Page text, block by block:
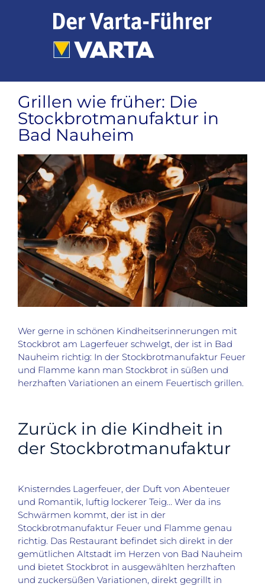
Grillen wie früher: Die
Stockbrotmanufaktur in
Bad Nauheim
Zeige
grösseres
Bild
Wer gerne in schönen Kindheitserinnerungen mit
Stockbrot am Lagerfeuer schwelgt, der ist in Bad
Nauheim richtig: In der Stockbrotmanufaktur Feuer
und Flamme kann man Stockbrot in süßen und
herzhaften Variationen an einem Feuertisch grillen.
Zurück in die Kindheit in
der Stockbrotmanufaktur
Knisterndes Lagerfeuer, der Duft von Abenteuer
und Romantik, luftig lockerer Teig… Wer da ins
Schwärmen kommt, der ist in der
Stockbrotmanufaktur Feuer und Flamme genau
richtig. Das Restaurant befindet sich direkt in der
gemütlichen Altstadt im Herzen von Bad Nauheim
und bietet Stockbrot in ausgewählten herzhaften
und zuckersüßen Variationen, direkt gegrillt in